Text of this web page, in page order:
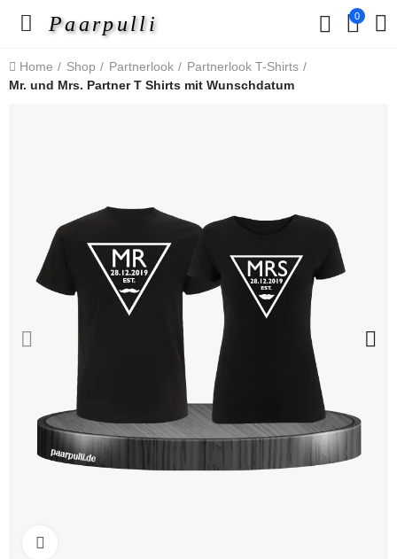
Paarpulli 0
Home Shop Partnerlook
Partnerlook T-Shirts
Mr. und Mrs. Partner T Shirts mit Wunschdatum